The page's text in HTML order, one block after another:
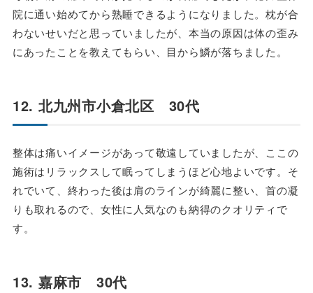
院に通い始めてから熟睡できるようになりました。枕が合
わないせいだと思っていましたが、本当の原因は体の歪み
にあったことを教えてもらい、目から鱗が落ちました。
12. 北九州市小倉北区 30代
整体は痛いイメージがあって敬遠していましたが、ここの
施術はリラックスして眠ってしまうほど心地よいです。そ
れでいて、終わった後は肩のラインが綺麗に整い、首の凝
りも取れるので、女性に人気なのも納得のクオリティで
す。
13. 嘉麻市 30代